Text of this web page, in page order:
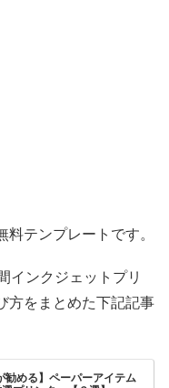
テンプレートです。
インクジェットプリ
方をまとめた下記記事
勧める】ペーパーアイテム